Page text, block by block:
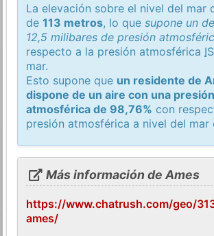
La elevación sobre el nivel del mar
de113 metros, lo quesupone un
12,5 milibares de presión
respecto a la presión atmosférica
mar.
Esto supone que un residente de
dispone de un aire con una presión
atmosférica de 98,76% con
presión atmosférica a nivel del mar
Más información de Ames
https://www.chatrush.com/geo/
ames/